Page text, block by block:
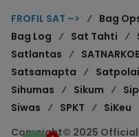
FROFIL SAT –> Bag
Bag Log
Sat Tahti
Satlantas
Satsamapta
Sihumas
Sikum
Siwas
SPKT
SiKeu
Copyright© 2025 Official